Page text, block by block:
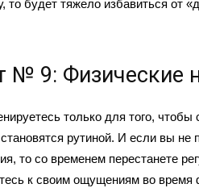
то будет тяжело избавиться от
№ 9: Физические
только для того, чтобы
рутиной. И если вы не
то со временем перестанете
к своим ощущениям во время